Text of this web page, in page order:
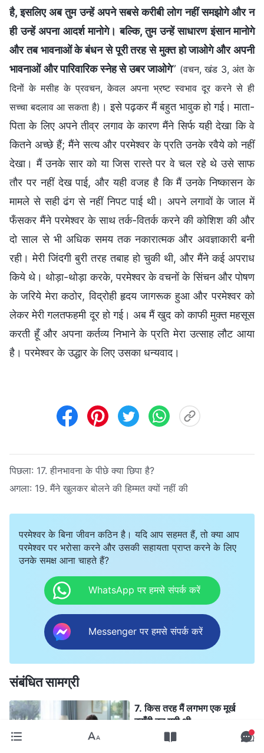
है, इसलिए अब तुम उन्हें अपने सबसे करीबी लोग नहीं समझोगे और न
ही उन्हें अपना आदर्श मानोगे। बल्कि, तुम उन्हें साधारण इंसान मानोगे
और तब भावनाओं के बंधन से पूरी तरह से मुक्त हो जाओगे और अपनी
भावनाओं और पारिवारिक स्नेह से उबर जाओगे” (वचन, खंड 3, अंत के
दिनों के मसीह के प्रवचन, केवल अपना भ्रष्‍ट स्‍वभाव दूर करने से ही
सच्चा बदलाव आ सकता है) । इसे पढ़कर मैं बहुत भावुक हो गई। माता-
पिता के लिए अपने तीव्र लगाव के कारण मैंने सिर्फ यही देखा कि वे
कितने अच्छे हैं; मैंने सत्य और परमेश्वर के प्रति उनके रवैये को नहीं
देखा। मैं उनके सार को या जिस रास्ते पर वे चल रहे थे उसे साफ
तौर पर नहीं देख पाई, और यही वजह है कि मैं उनके निष्कासन के
मामले से सही ढंग से नहीं निपट पाई थी। अपने लगावों के जाल में
फँसकर मैंने परमेश्वर के साथ तर्क-वितर्क करने की कोशिश की और
दो साल से भी अधिक समय तक नकारात्मक और अवज्ञाकारी बनी
रही। मेरी जिंदगी बुरी तरह तबाह हो चुकी थी, और मैंने कई अपराध
किये थे। थोड़ा-थोड़ा करके, परमेश्वर के वचनों के सिंचन और पोषण
के जरिये मेरा कठोर, विद्रोही हृदय जागरूक हुआ और परमेश्वर को
लेकर मेरी गलतफहमी दूर हो गई। अब मैं खुद को काफी मुक्त महसूस
करती हूँ और अपना कर्तव्य निभाने के प्रति मेरा उत्साह लौट आया
है। परमेश्वर के उद्धार के लिए उसका धन्यवाद।
पिछला: 17. हीनभावना के पीछे क्या छिपा है?
अगला: 19. मैंने खुलकर बोलने की हिम्मत क्यों नहीं की
परमेश्वर के बिना जीवन कठिन है। यदि आप सहमत हैं, तो क्या आप
परमेश्वर पर भरोसा करने और उसकी सहायता प्राप्त करने के लिए
उनके समक्ष आना चाहते हैं?
WhatsApp पर हमसे संपर्क करें
Messenger पर हमसे संपर्क करें
संबंधित सामग्री
7. किस तरह मैं लगभग एक मूर्ख
क्‍वाँरी बन गयी थी